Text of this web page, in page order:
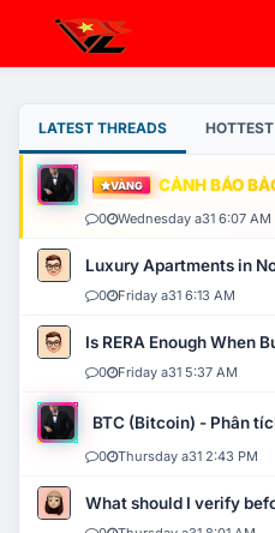
LATEST THREADS
VÀNG CẢNH BÁO
0 Wednesday a31 6:07 AM
Luxury Apartments in
0 Friday a31 6:13 AM
Is RERA Enough When
0 Friday a31 5:37 AM
BTC (Bitcoin) - Phân
0 Thursday a31 2:43 PM
What should I verify